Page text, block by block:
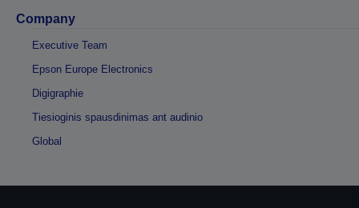
Company
Executive Team
Epson Europe Electronics
Digigraphie
Tiesioginis spausdinimas ant audinio
Global